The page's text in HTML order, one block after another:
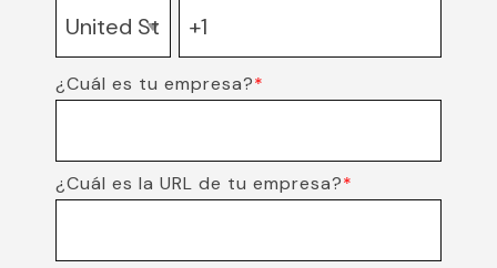
¿Cuál es tu empresa?*
¿Cuál es la URL de tu empresa?*